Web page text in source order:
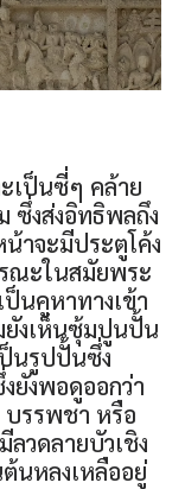
เป็นซี่ๆ คล้าย
ซึ่งส่งอิทธิพลถึง
าจะมีประตูโค้ง
ณะในสมัยพระ
นคูหาทางเข้า
ยังเห็นซุ้มปูนปั้น
นรูปปั้นซึ่ง
ยังพอดูออกว่า
รรพชา หรือ
วดลายบัวเชิง
นหลงเหลืออยู่